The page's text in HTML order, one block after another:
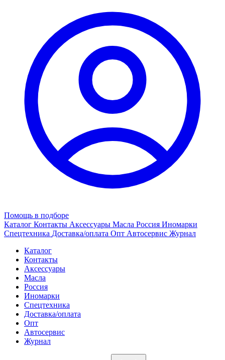
Помощь в подборе
Каталог Контакты Аксессуары Масла Россия Иномарки
Спецтехника Доставка/оплата Опт Автосервис Журнал
Каталог
Контакты
Аксессуары
Масла
Россия
Иномарки
Спецтехника
Доставка/оплата
Опт
Автосервис
Журнал